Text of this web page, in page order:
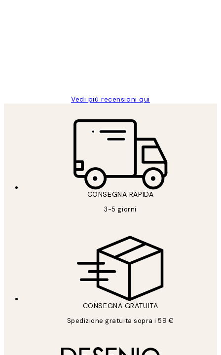
Vedi più recensioni qui
CONSEGNA RAPIDA
3-5 giorni
CONSEGNA GRATUITA
Spedizione gratuita sopra i 59 €